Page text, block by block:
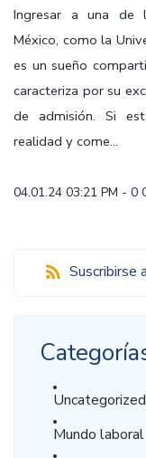
Ingresar a una de
México, como la
es un sueño
caracteriza por su
de admisión. Si
realidad y come...
04.01.24 03:21 PM - 0
Suscribirse
Uncategorized
Mundo laboral